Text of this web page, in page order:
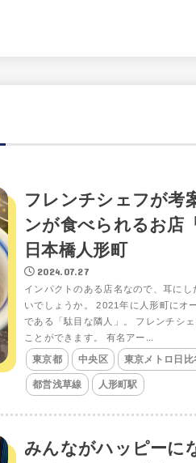
フレンチシェフが考
ンが食べられるお店
日本橋人形町
2024.07.27
インパクトのある店名なので、耳に
いでしょうか。 2021年に人形町にオ
である「駄目な隣人」。 フレンチシ
ことができます。 有名アー...
東京都 中央区 東京メトロ日比
都営浅草線 人形町駅
みんながハッピーに